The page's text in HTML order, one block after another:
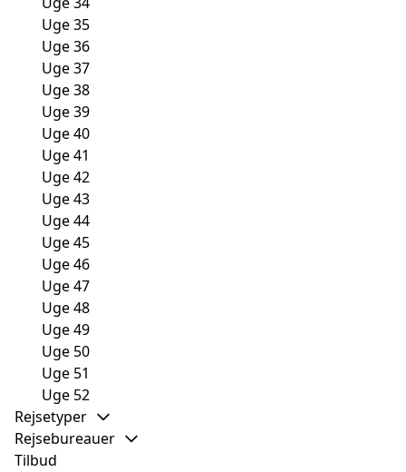
Uge 35
Uge 36
Uge 37
Uge 38
Uge 39
Uge 40
Uge 41
Uge 42
Uge 43
Uge 44
Uge 45
Uge 46
Uge 47
Uge 48
Uge 49
Uge 50
Uge 51
Uge 52
Rejsetyper
Rejsebureauer
Tilbud